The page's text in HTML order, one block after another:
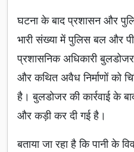
घटना के बाद प्रशासन और
भारी संख्या में पुलिस बल और
प्रशासनिक अधिकारी
और कथित अवैध निर्माणों को
है। बुलडोजर की कार्रवाई के
और कड़ी कर दी गई है।
बताया जा रहा है कि पानी के